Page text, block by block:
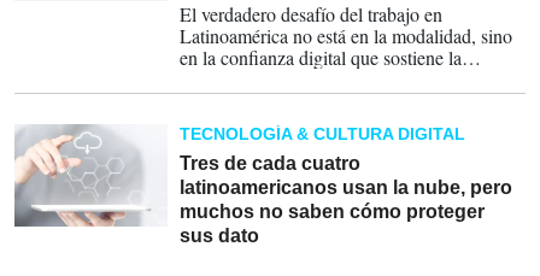
El verdadero desafío del trabajo en
Latinoamérica no está en la modalidad, sino
en la confianza digital que sostiene la
entre oficinas, hogares, dispositivos
personales y plataformas en la nube.
TECNOLOGÍA & CULTURA DIGITAL
Tres de cada cuatro
latinoamericanos usan la nube, pero
muchos no saben cómo proteger
sus dato